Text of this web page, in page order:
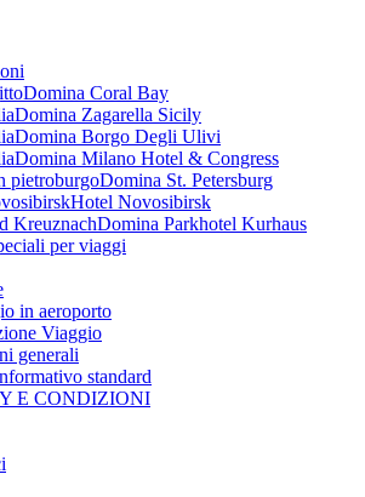
Domina Coral Bay
Domina Zagarella Sicily
Domina Borgo Degli Ulivi
Domina Milano Hotel & Congress
pietroburgoDomina St. Petersburg
Hotel Novosibirsk
KreuznachDomina Parkhotel Kurhaus
per viaggi
in aeroporto
Viaggio
generali
standard
E CONDIZIONI